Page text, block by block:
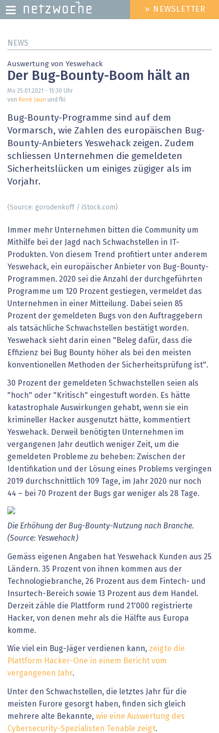
zum
HEADER
MENU
» NEWSLETTER
NEWS
Auswertung von Yeswehack
Der Bug-Bounty-Boom hält an
Mo 25.01.2021 - 15:30 Uhr
von René Jaun und fki
Bug-Bounty-Programme sind auf dem
Vormarsch, wie Zahlen des europäischen Bug-
Bounty-Anbieters Yeswehack zeigen. Zudem
schliessen Unternehmen die gemeldeten
Sicherheitslücken um einiges zügiger als im
Vorjahr.
(Source: gorodenkoff / iStock.com)
Immer mehr Unternehmen bitten die Community um
Mithilfe bei der Jagd nach Schwachstellen in IT-
Produkten. Von diesem Trend profitiert unter anderem
Yeswehack, ein europäischer Anbieter von Bug-Bounty-
Programmen. 2020 sei die Anzahl der durchgeführten
Programme um 120 Prozent gestiegen, vermeldet das
Unternehmen in einer Mitteilung. Dabei seien 85
Prozent der gemeldeten Bugs von den Auftraggebern
als tatsächliche Schwachstellen bestätigt worden.
Yeswehack sieht darin einen "Beleg dafür, dass die
Effizienz bei Bug Bounty höher als bei den meisten
konventionellen Methoden der Sicherheitsprüfung ist".
30 Prozent der gemeldeten Schwachstellen seien als
"hoch" oder "Kritisch" eingestuft worden. Es hätte
katastrophale Auswirkungen gehabt, wenn sie ein
krimineller Hacker ausgenutzt hätte, kommentiert
Yeswehack. Derweil benötigten Unternehmen im
vergangenen Jahr deutlich weniger Zeit, um die
gemeldeten Probleme zu beheben: Zwischen der
Identifikation und der Lösung eines Problems vergingen
2019 durchschnittlich 109 Tage, im Jahr 2020 nur noch
44 – bei 70 Prozent der Bugs gar weniger als 28 Tage.
Die Erhöhung der Bug-Bounty-Nutzung nach Branche.
(Source: Yeswehack)
Gemäss eigenen Angaben hat Yeswehack Kunden aus 25
Ländern. 35 Prozent von ihnen kommen aus der
Technologiebranche, 26 Prozent aus dem Fintech- und
Insurtech-Bereich sowie 13 Prozent aus dem Handel.
Derzeit zähle die Plattform rund 21'000 registrierte
Hacker, von denen mehr als die Hälfte aus Europa
komme.
Wie viel ein Bug-Jäger verdienen kann, zeigte die
Plattform Hacker-One in einem Bericht vom
vergangenen Jahr.
Unter den Schwachstellen, die letztes Jahr für die
meisten Furore gesorgt haben, finden sich gleich
mehrere alte Bekannte, wie eine Auswertung des
Cybersecurity-Spezialisten Tenable zeigt.